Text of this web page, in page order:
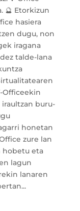
🔮 Etorkizun
hasiera
dugu, non
iragana
talde-lana
Officeekin
buru-
honetan
zure lan
hobetu eta
lagun
lanaren